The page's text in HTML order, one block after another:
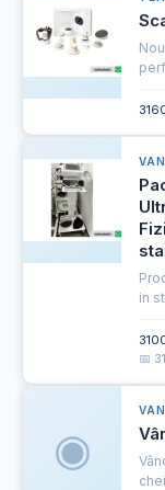
in
📅
◉